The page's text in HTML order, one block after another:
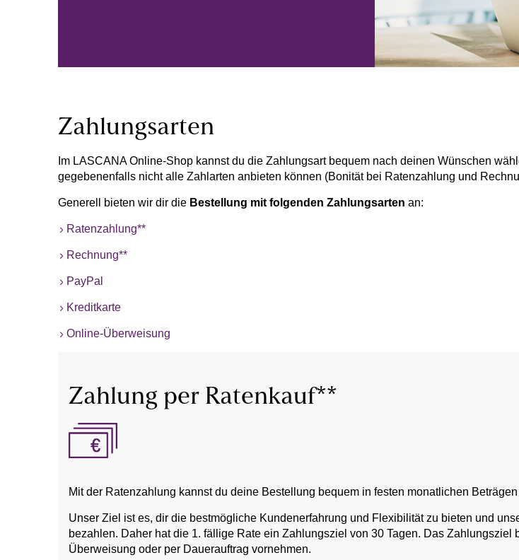
Zahlungsarten
Im LASCANA Online-Shop kannst du die Zahlungsart bequem nach deinen Wünschen
gegebenenfalls nicht alle Zahlarten anbieten können (Bonität bei Ratenzahlung und
Generell bieten wir dir die Bestellung mit folgenden Zahlungsarten an:
Ratenzahlung**
Rechnung**
PayPal
Kreditkarte
Online-Überweisung
Zahlung per Ratenkauf**
Mit der Ratenzahlung kannst du deine Bestellung bequem in festen monatlichen
Unser Ziel ist es, dir die bestmögliche Kundenerfahrung und Flexibilität zu bieten und
bezahlen. Daher hat die 1. fällige Rate ein Zahlungsziel von 30 Tagen. Das
Überweisung oder per Dauerauftrag vornehmen.